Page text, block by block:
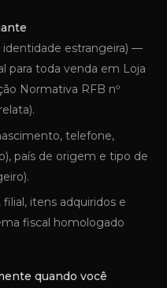
estrangeira) —
para toda venda em Loja
Normativa RFB nº
telefone,
país de origem e tipo de
itens adquiridos e
fiscal homologado
quando você